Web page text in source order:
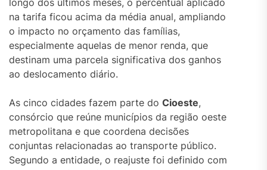
na tarifa ficou acima da média anual, ampliando
o impacto no orçamento das famílias,
especialmente aquelas de menor renda, que
destinam uma parcela significativa dos ganhos
ao deslocamento diário.
As cinco cidades fazem parte do Cioeste,
consórcio que reúne municípios da região oeste
metropolitana e que coordena decisões
conjuntas relacionadas ao transporte público.
Segundo a entidade, o reajuste foi definido com